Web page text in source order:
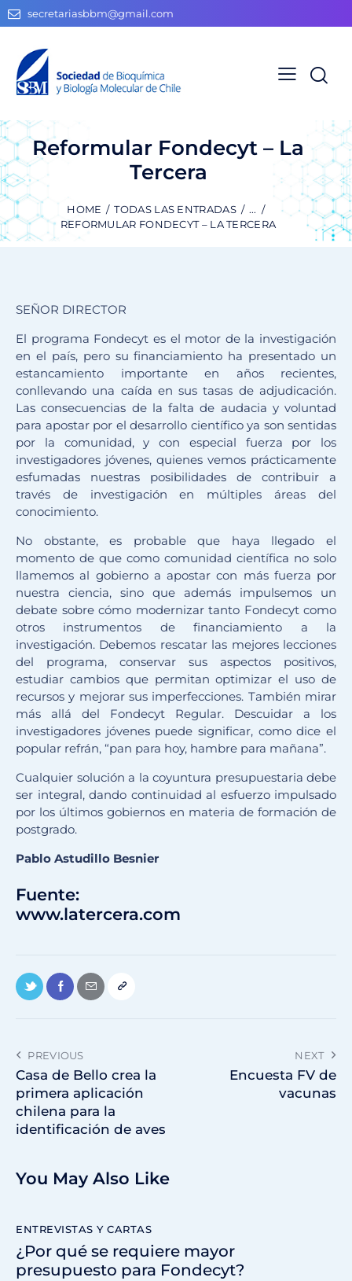
secretariasbbm@gmail.com
Reformular Fondecyt – La
Tercera
HOME TODAS LAS ENTRADAS
...
REFORMULAR FONDECYT – LA TERCERA
SEÑOR DIRECTOR
El programa Fondecyt es el motor de la investigación
en el país, pero su financiamiento ha presentado un
estancamiento importante en años recientes,
conllevando una caída en sus tasas de adjudicación.
Las consecuencias de la falta de audacia y voluntad
para apostar por el desarrollo científico ya son sentidas
por la comunidad, y con especial fuerza por los
investigadores jóvenes, quienes vemos prácticamente
esfumadas nuestras posibilidades de contribuir a
través de investigación en múltiples áreas del
conocimiento.
No obstante, es probable que haya llegado el
momento de que como comunidad científica no solo
llamemos al gobierno a apostar con más fuerza por
nuestra ciencia, sino que además impulsemos un
debate sobre cómo modernizar tanto Fondecyt como
otros instrumentos de financiamiento a la
investigación. Debemos rescatar las mejores lecciones
del programa, conservar sus aspectos positivos,
estudiar cambios que permitan optimizar el uso de
recursos y mejorar sus imperfecciones. También mirar
más allá del Fondecyt Regular. Descuidar a los
investigadores jóvenes puede significar, como dice el
popular refrán, “pan para hoy, hambre para mañana”.
Cualquier solución a la coyuntura presupuestaria debe
ser integral, dando continuidad al esfuerzo impulsado
por los últimos gobiernos en materia de formación de
postgrado.
Pablo Astudillo Besnier
Fuente:
www.latercera.com
PREVIOUS
Casa de Bello crea la
primera aplicación
chilena para la
identificación de aves
NEXT
Encuesta FV de
vacunas
You May Also Like
ENTREVISTAS Y CARTAS
¿Por qué se requiere mayor
presupuesto para Fondecyt?